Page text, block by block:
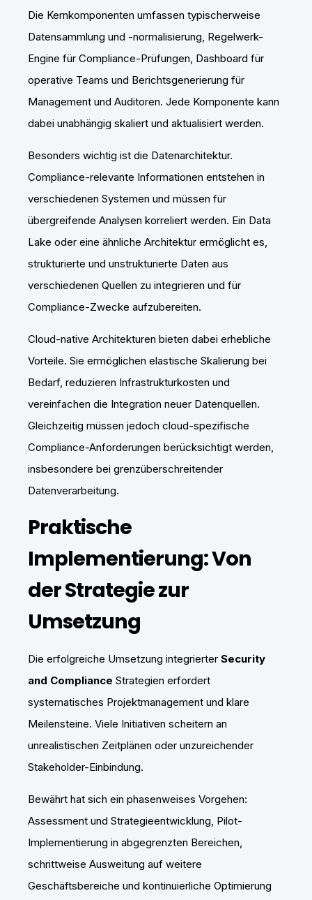
Die Kernkomponenten umfassen typischerweise
Datensammlung und -normalisierung, Regelwerk-
Engine für Compliance-Prüfungen, Dashboard für
operative Teams und Berichtsgenerierung für
Management und Auditoren. Jede Komponente kann
dabei unabhängig skaliert und aktualisiert werden.
Besonders wichtig ist die Datenarchitektur.
Compliance-relevante Informationen entstehen in
verschiedenen Systemen und müssen für
übergreifende Analysen korreliert werden. Ein Data
Lake oder eine ähnliche Architektur ermöglicht es,
strukturierte und unstrukturierte Daten aus
verschiedenen Quellen zu integrieren und für
Compliance-Zwecke aufzubereiten.
Cloud-native Architekturen bieten dabei erhebliche
Vorteile. Sie ermöglichen elastische Skalierung bei
Bedarf, reduzieren Infrastrukturkosten und
vereinfachen die Integration neuer Datenquellen.
Gleichzeitig müssen jedoch cloud-spezifische
Compliance-Anforderungen berücksichtigt werden,
insbesondere bei grenzüberschreitender
Datenverarbeitung.
Praktische
Implementierung: Von
der Strategie zur
Umsetzung
Die erfolgreiche Umsetzung integrierter Security
and Compliance Strategien erfordert
systematisches Projektmanagement und klare
Meilensteine. Viele Initiativen scheitern an
unrealistischen Zeitplänen oder unzureichender
Stakeholder-Einbindung.
Bewährt hat sich ein phasenweises Vorgehen:
Assessment und Strategieentwicklung, Pilot-
Implementierung in abgegrenzten Bereichen,
schrittweise Ausweitung auf weitere
Geschäftsbereiche und kontinuierliche Optimierung